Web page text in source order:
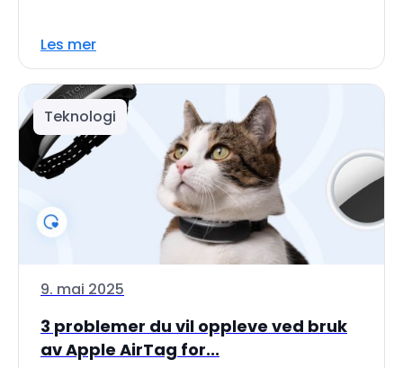
Les mer
Teknologi
9. mai 2025
3 problemer du vil oppleve ved bruk
av Apple AirTag for...